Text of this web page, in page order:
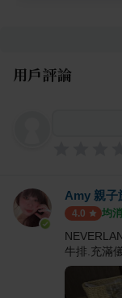
用戶評論
Amy 親子
4.0 均
牛排.充滿